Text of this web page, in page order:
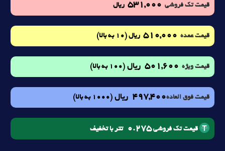
قیمت تک فروشی 531,000 ریال
قیمت عمده 510,000 ریال (10 به بالا)
قیمت ویژه 501,600 ریال (100 به بالا)
قیمت فوق العاده497,400 ریال (1000 به بالا)
قیمت تک فروشی0.275 تتر با تخفیف